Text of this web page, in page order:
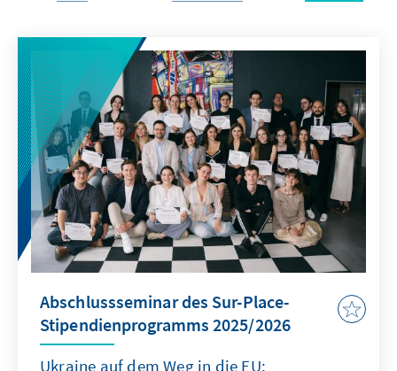
Abschlussseminar des Sur-Place-
Stipendienprogramms 2025/2026
Ukraine auf dem Weg in die EU: